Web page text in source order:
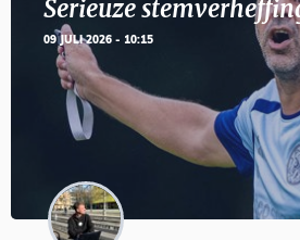
Serieuze
09 JULI 2026 - 10:15